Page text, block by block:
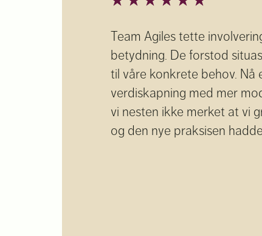
Team Agiles tette
betydning. De forstod
til våre konkrete behov.
verdiskapning med mer
vi nesten ikke merket at vi
og den nye praksisen